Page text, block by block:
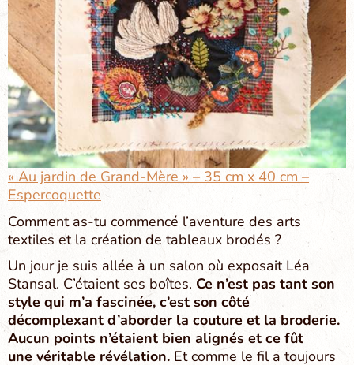
« Au jardin de Grand-Mère » – 35 cm x 40 cm –
Espercoquette
Comment as-tu commencé l’aventure des arts
textiles et la création de tableaux brodés ?
Un jour je suis allée à un salon où exposait Léa
Stansal. C’étaient ses boîtes. Ce n’est pas tant son
style qui m’a fascinée, c’est son côté
décomplexant d’aborder la couture et la broderie.
Aucun points n’étaient bien alignés et ce fût
une véritable révélation. Et comme le fil a toujours